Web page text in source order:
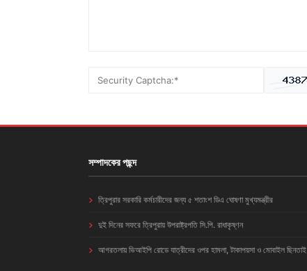
সম্পাদকের পছন্দ
ত্রিপুরার সরকারি কর্মচারীদের জন্য ৫ শতাংশ ডিএ ঘোষণা মুখ্যমন্ত্রীর
দুই দিনের সফরে ত্রিপুরায় উপরাষ্ট্রপতি সি.পি. রাধাকৃষ্ণন
আগরতলায় ভিআইপি রোডে যাত্রীদের ওপর হামলা, টাকাপয়সা ও মোবাইল ছিনতাই